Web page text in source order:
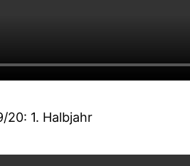
20: 1. Halbjahr